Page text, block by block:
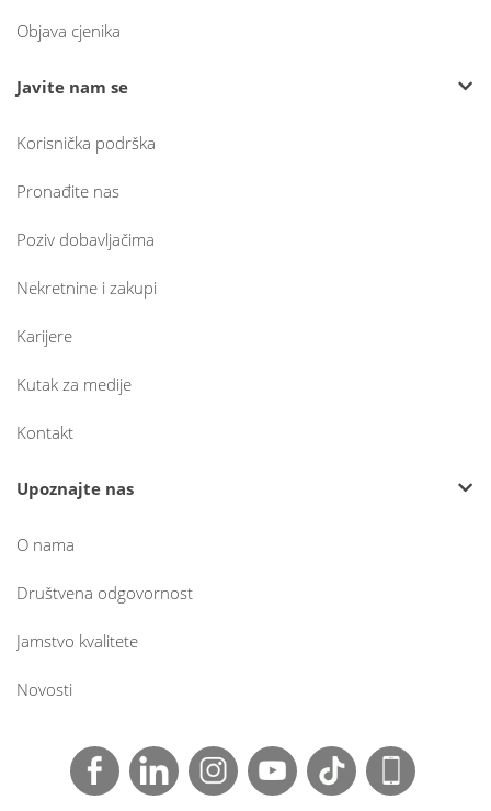
Objava cjenika
Javite nam se
Korisnička podrška
Pronađite nas
Poziv dobavljačima
Nekretnine i zakupi
Karijere
Kutak za medije
Kontakt
Upoznajte nas
O nama
Društvena odgovornost
Jamstvo kvalitete
Novosti